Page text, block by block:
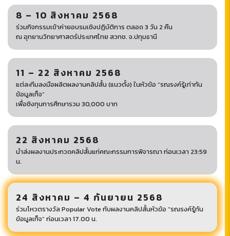
8 – 10 สิงหาคม 2568
ร่วมกิจกรรมเข้าค่ายอบรมเชิงปฏิบัติการ ตลอด 3 วัน 2 คืน
ณ อุทยานวิทยาศาสตร์ประเทศไทย สวทช. จ.ปทุมธานี
11 – 22 สิงหาคม 2568
แต่ละทีมลงมือผลิตผลงานคลิปสั้น (แนวตั้ง) ในหัวข้อ “รณรงค์รู้เท่าทัน
ข้อมูลเท็จ”
เพื่อชิงทุนการศึกษารวม 30,000 บาท
22 สิงหาคม 2568
นำส่งผลงานประกวดคลิปสั้นแก่คณะกรรมการพิจารณา ก่อนเวลา 23:59
น.
24 สิงหาคม – 4 กันยายน 2568
ร่วมโหวตรางวัล Popular Vote กับผลงานคลิปสั้นหัวข้อ “รณรงค์รู้ทัน
ข้อมูลเท็จ” ก่อนเวลา 17.00 น.